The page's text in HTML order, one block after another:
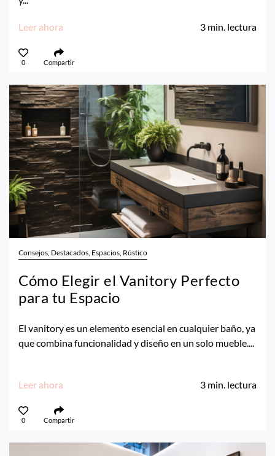
Leer ahora 3 min. lectura
0 Compartir
Consejos, Destacados, Espacios, Rústico
Cómo Elegir el Vanitory Perfecto
para tu Espacio
El vanitory es un elemento esencial en cualquier baño, ya
que combina funcionalidad y diseño en un solo mueble....
Leer ahora 3 min. lectura
0 Compartir